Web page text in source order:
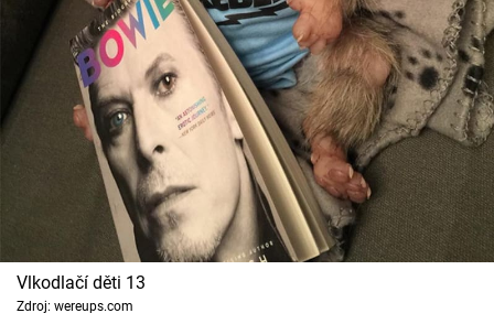
Vlkodlačí děti 13
Zdroj: wereups.com